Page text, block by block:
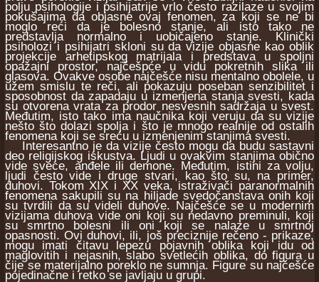
polju psihologije i psihijatrije vrlo često razilaze u svojim
pokušajima da objasne ovaj fenomen, za koji se ne bi
moglo reći da je bolesno stanje, ali isto tako ne
predstavlja normalno i uobičajeno stanje. Klinički
psiholozi i psihijatri skloni su da vizije objasne kao oblik
projekcije arhetipskog matrijala i predstava u spoljni
opažajni prostor, najčešpće u vidu pokretnih slika ili
glasova. Ovakve osobe najčešće nisu mentalno obolele, u
užem smislu te reči, ali pokazuju poseban senzibilitet i
sposobnost da zapadaju u izmenjena stanja svesti, kada
su otvorena vrata za prodor nesvesnih sadržaja u svest.
Međutim, isto tako ima naučnika koji veruju da su vizije
nešto što dolazi spolja i što je mnogo realnije od ostalih
fenomena koji se sreću u izmenjenim stanjima svesti.
Interesantno je da vizije često mogu da budu sastavni
deo religijskog iskustva. Ljudi u ovakvim stanjima obično
vide svece, anđele ili demone. Međutim, istini za volju,
ljudi često vide i druge stvari, kao što su, na primer,
duhovi. Tokom XIX i XX veka, istraživači paranormalnih
fenomena sakupili su na hiljade svedočanstava onih koji
su tvrdili da su videli duhove. Najčešće se u modernim
vizijama duhova vide oni koji su nedavno preminuli, koji
su smrtno bolesni ili oni koji se nalaze u smrtnoj
opasnosti. Ovi duhovi, ili, još preciznije rečeno - prikaze,
mogu imati čitavu lepezu pojavnih oblika koji idu od
maglovitih i nejasnih, slabo svetlećih oblika, do figura u
čije se materijalno poreklo ne sumnja. Figure su najčešće
pojedinačne i retko se javljaju u grupi.